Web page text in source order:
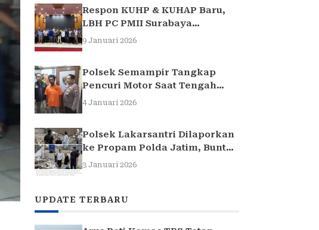
Respon KUHP & KUHAP Baru,
LBH PC PMII Surabaya
Selenggarakan Sarasehan
9 Januari 2026
Polsek Semampir Tangkap
Pencuri Motor Saat Tengah
Jadi Amuk Massa
4 Januari 2026
Polsek Lakarsantri Dilaporkan
ke Propam Polda Jatim, Buntut
Kasus Nenek Elina
3 Januari 2026
UPDATE TERBARU